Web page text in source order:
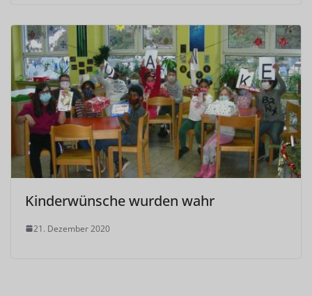
Kinderwünsche wurden wahr
21. Dezember 2020